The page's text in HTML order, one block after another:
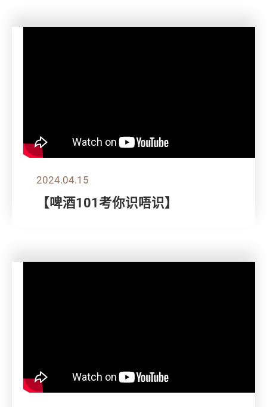
2024.04.15
【啤酒101考你识唔识】